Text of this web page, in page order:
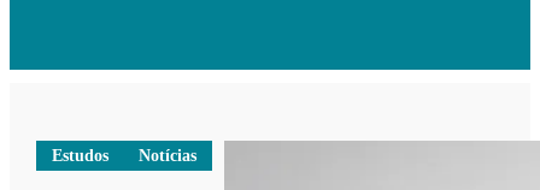
Estudos Notícias